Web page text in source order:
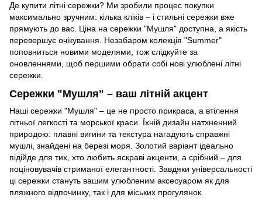
Де купити літні сережки? Ми зробили процес покупки
максимально зручним: кілька кліків – і стильні сережки вже
прямують до вас. Ціна на сережки "Мушля" доступна, а якість
перевершує очікування. Незабаром колекція "Summer"
поповниться новими моделями, тож слідкуйте за
оновленнями, щоб першими обрати собі нові улюблені літні
сережки.
Сережки "Мушля" – ваш літній акцент
Наші сережки "Мушля" – це не просто прикраса, а втілення
літньої легкості та морської краси. Їхній дизайн натхненний
природою: плавні вигини та текстура нагадують справжні
мушлі, знайдені на березі моря. Золотий варіант ідеально
підійде для тих, хто любить яскраві акценти, а срібний – для
поціновувачів стриманої елегантності. Завдяки універсальності
ці сережки стануть вашим улюбленим аксесуаром як для
пляжного відпочинку, так і для міських прогулянок.